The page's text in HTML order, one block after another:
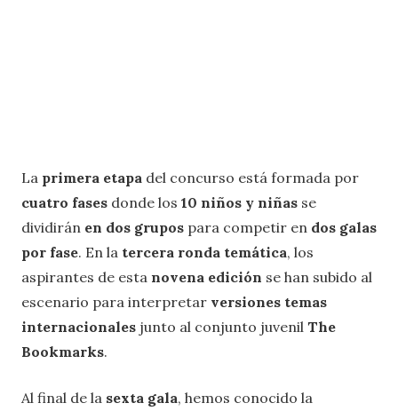
La primera etapa del concurso está formada por
cuatro fases donde los 10 niños y niñas se
dividirán en dos grupos para competir en dos galas
por fase. En la tercera ronda temática, los
aspirantes de esta novena edición se han subido al
escenario para interpretar versiones temas
internacionales junto al conjunto juvenil The
Bookmarks.
Al final de la sexta gala, hemos conocido la